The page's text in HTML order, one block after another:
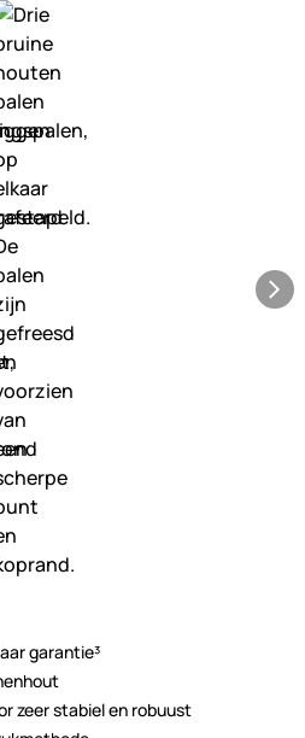
garantie³
zeer stabiel en robuust